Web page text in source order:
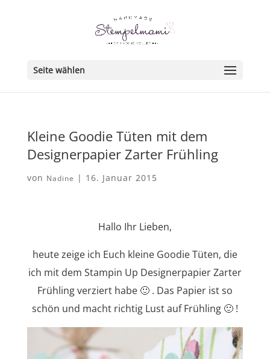
Seite wählen
Kleine Goodie Tüten mit dem
Designerpapier Zarter Frühling
von Nadine | 16. Januar 2015
Hallo Ihr Lieben,
heute zeige ich Euch kleine Goodie Tüten, die
ich mit dem Stampin Up Designerpapier Zarter
Frühling verziert habe 🙂 . Das Papier ist so
schön und macht richtig Lust auf Frühling 🙂 !